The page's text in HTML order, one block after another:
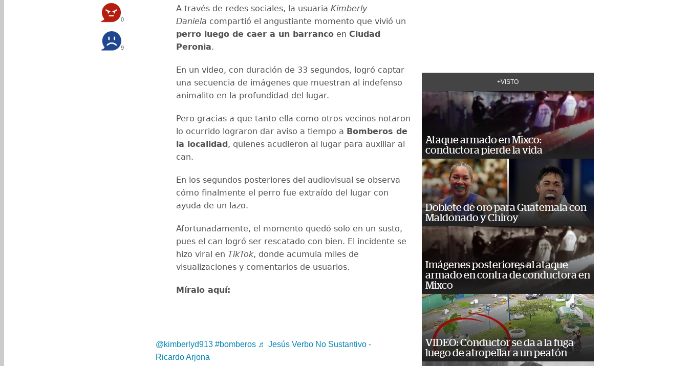
0
9
A través de redes sociales, la usuaria Kimberly
Daniela compartió el angustiante momento que vivió un
perro luego de caer a un barranco en Ciudad
Peronia.
En un video, con duración de 33 segundos, logró captar
una secuencia de imágenes que muestran al indefenso
animalito en la profundidad del lugar.
Pero gracias a que tanto ella como otros vecinos notaron
lo ocurrido lograron dar aviso a tiempo a Bomberos de
la localidad, quienes acudieron al lugar para auxiliar al
can.
En los segundos posteriores del audiovisual se observa
cómo finalmente el perro fue extraído del lugar con
ayuda de un lazo.
Afortunadamente, el momento quedó solo en un susto,
pues el can logró ser rescatado con bien. El incidente se
hizo viral en TikTok, donde acumula miles de
visualizaciones y comentarios de usuarios.
Míralo aquí:
@kimberlyd913 #bomberos ♬ Jesús Verbo No Sustantivo -
Ricardo Arjona
+VISTO
Ataque armado en Mixco:
conductora pierde la vida
Doblete de oro para Guatemala con
Maldonado y Chiroy
Imágenes posteriores al ataque
armado en contra de conductora en
Mixco
VIDEO: Conductor se da a la fuga
luego de atropellar a un peatón